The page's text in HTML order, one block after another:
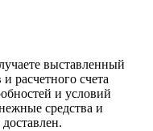
выставленный
расчетного счета
и условий
средства и